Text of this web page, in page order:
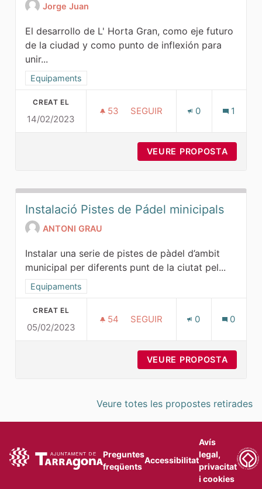
Jorge Juan
El desarrollo de L' Horta Gran, como eje futuro
de la ciudad y como punto de inflexión para
unir...
Resultats al filtrar per la categoria: Equipaments
Equipaments
CREAT EL
14/02/2023
53 53 SEGUIDORES
SEGUIR 0 1
VEURE PROPOSTA
Instalació Pistes de Pádel minicipals
ANTONI GRAU
Instalar una serie de pistes de pàdel d’ambit
municipal per diferents punt de la ciutat pel...
Resultats al filtrar per la categoria: Equipaments
Equipaments
CREAT EL
05/02/2023
54 54 SEGUIDORES
SEGUIR 0 0
VEURE PROPOSTA
Veure totes les propostes retirades
Preguntes
freqüents
Accessibilitat
Avís
legal,
privacitat
i cookies